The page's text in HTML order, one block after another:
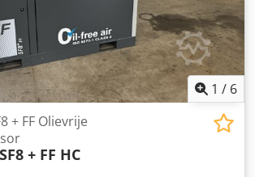
1 / 6
+ FF Olievrije
SF8 + FF HC